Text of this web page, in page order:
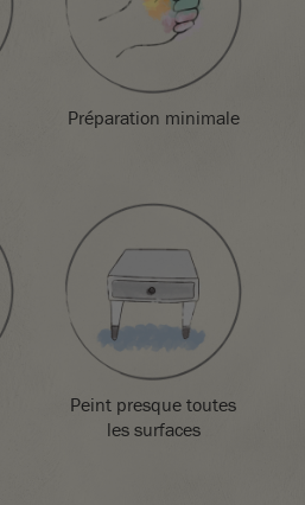
dans le lieu d’élimination
locale.
Préparation minimale
Peint presque toutes
les surfaces